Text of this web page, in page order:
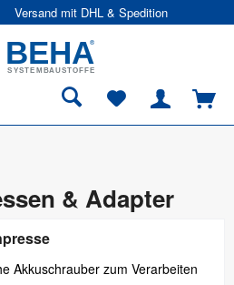
Versand mit DHL & Spedition
& Adapter
Akkuschrauber zum Verarbeiten